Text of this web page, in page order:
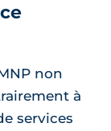
non
à
services